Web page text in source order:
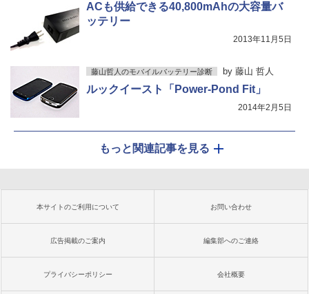
ACも供給できる40,800mAhの大容量バ
ッテリー
2013年11月5日
藤山哲人のモバイルバッテリー診断 by 藤山 哲人
ルックイースト「Power-Pond Fit」
2014年2月5日
もっと関連記事を見る
本サイトのご利用について お問い合わせ
広告掲載のご案内 編集部へのご連絡
プライバシーポリシー 会社概要